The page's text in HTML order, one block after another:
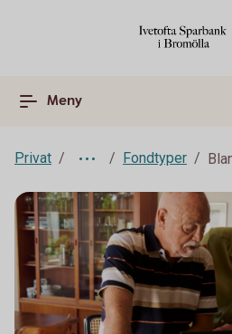
Meny
Privat Fondtyper